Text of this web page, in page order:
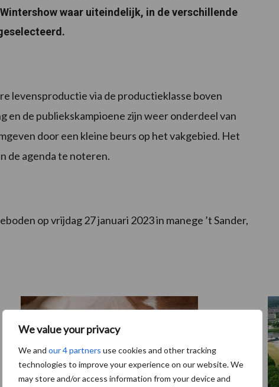
We value your privacy
We and our 4 partners use cookies and other tracking
technologies to improve your experience on our website. We
may store and/or access information from your device and
waar uiteindelijk, in de verschillende
levensproductie via de productieklasse boven
en de publiekskampioene zijn weer onderdeel van
door een kleine beurs op het vakgebied. Het
de agenda te noteren.
op vrijdag 27 januari 2023 in manege ’t Sander,